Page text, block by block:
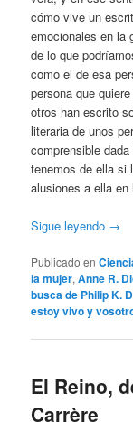
cómo vive un
emocionales en la
de lo que
como el de esa
persona que
otros han escrito
literaria de unos
comprensible
tenemos de ella si
alusiones a ella
Sigue leyendo →
Publicado en
la mujer,Anne R.
busca de Philip K.
estoy vivo y
El Reino,
Carrère